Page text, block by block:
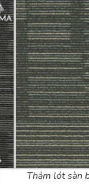
Thảm lót sàn